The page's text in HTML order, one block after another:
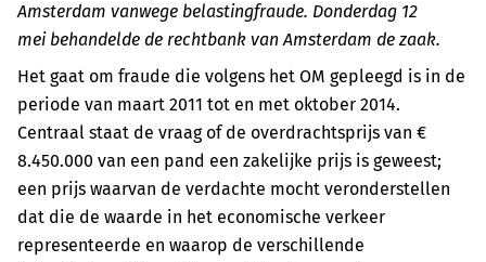
Amsterdam vanwege belastingfraude. Donderdag 12
mei behandelde de rechtbank van Amsterdam de zaak.
Het gaat om fraude die volgens het OM gepleegd is in de
periode van maart 2011 tot en met oktober 2014.
Centraal staat de vraag of de overdrachtsprijs van €
8.450.000 van een pand een zakelijke prijs is geweest;
een prijs waarvan de verdachte mocht veronderstellen
dat die de waarde in het economische verkeer
representeerde en waarop de verschillende